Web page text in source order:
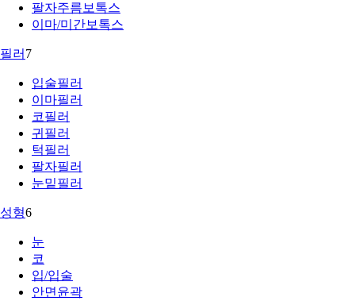
팔자주름보톡스
이마/미간보톡스
필러 7
입술필러
이마필러
코필러
귀필러
턱필러
팔자필러
눈밑필러
성형6
눈
코
입/입술
안면윤곽